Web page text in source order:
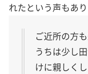
れたという声もあり
ご近所の方
うちは少し
けに親しく